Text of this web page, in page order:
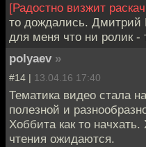
[Радостно визжит
то дождались.
для меня что ни ролик -
polyaev »
#14 | 13.04.16 17:40
Тематика видео стала
полезной и
Хоббита как то
чтения ожидаются.